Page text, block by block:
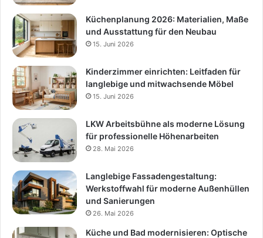
Küchenplanung 2026: Materialien, Maße
und Ausstattung für den Neubau
15. Juni 2026
Kinderzimmer einrichten: Leitfaden für
langlebige und mitwachsende Möbel
15. Juni 2026
LKW Arbeitsbühne als moderne Lösung
für professionelle Höhenarbeiten
28. Mai 2026
Langlebige Fassadengestaltung:
Werkstoffwahl für moderne Außenhüllen
und Sanierungen
26. Mai 2026
Küche und Bad modernisieren: Optische